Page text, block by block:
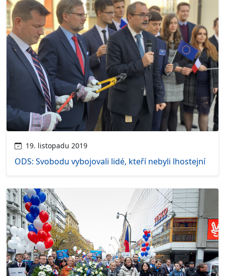
19. listopadu 2019
ODS: Svobodu vybojovali lidé, kteří nebyli lhostejní